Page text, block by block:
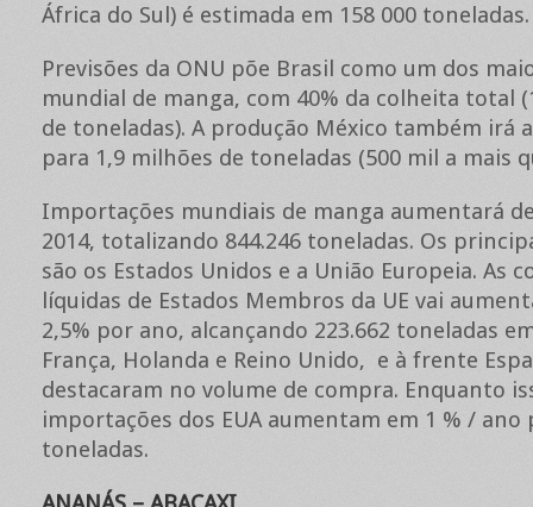
África do Sul) é estimada em 158 000 toneladas.
Previsões da ONU põe Brasil como um dos
mundial de manga, com 40% da colheita total
de toneladas). A produção México também irá
para 1,9 milhões de toneladas (500 mil a mais
Importações mundiais de manga aumentará
2014, totalizando 844.246 toneladas. Os
são os Estados Unidos e a União Europeia. As
líquidas de Estados Membros da UE vai
2,5% por ano, alcançando 223.662 toneladas
França, Holanda e Reino Unido, e à frente
destacaram no volume de compra. Enquanto
importações dos EUA aumentam em 1 % / ano
toneladas.